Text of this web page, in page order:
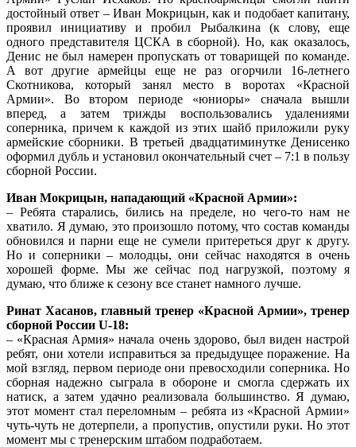
достойный ответ – Иван Мокрицын, как и подобает капитану,
проявил инициативу и пробил Рыбалкина (к слову, еще
одного представителя ЦСКА в сборной). Но, как оказалось,
Денис не был намерен пропускать от товарищей по команде.
А вот другие армейцы еще не раз огорчили 16-летнего
Скотникова, который занял место в воротах «Красной
Армии». Во втором периоде «юниоры» сначала вышли
вперед, а затем трижды воспользовались удалениями
соперника, причем к каждой из этих шайб приложили руку
армейские сборники. В третьей двадцатиминутке Денисенко
оформил дубль и установил окончательный счет – 7:1 в пользу
сборной России.
Иван Мокрицын, нападающий «Красной Армии»:
– Ребята старались, бились на пределе, но чего-то нам не
хватило. Я думаю, это произошло потому, что состав команды
обновился и парни еще не сумели притереться друг к другу.
Но и соперники – молодцы, они сейчас находятся в очень
хорошей форме. Мы же сейчас под нагрузкой, поэтому я
думаю, что ближе к сезону все станет намного лучше.
Ринат Хасанов, главный тренер «Красной Армии», тренер
сборной России U-18:
– «Красная Армия» начала очень здорово, был виден настрой
ребят, они хотели исправиться за предыдущее поражение. На
мой взгляд, первом периоде они превосходили соперника. Но
сборная надежно сыграла в обороне и смогла сдержать их
натиск, а затем удачно реализовала большинство. Я думаю,
этот момент стал переломным – ребята из «Красной Армии»
чуть-чуть не дотерпели, а пропустив, опустили руки. Но этот
момент мы с тренерским штабом подработаем.